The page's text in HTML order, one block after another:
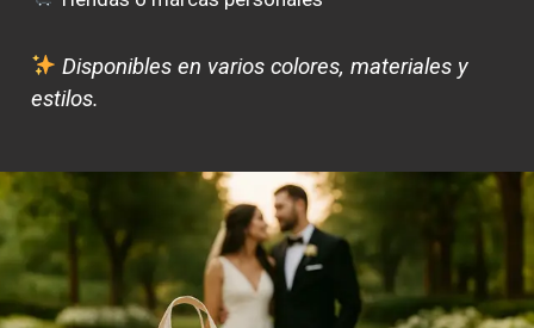
Disponibles en varios colores, materiales y
estilos.